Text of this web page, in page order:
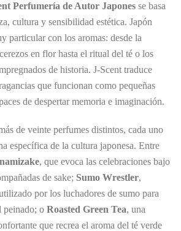
Perfumería de Autor Japones se basa
cultura y sensibilidad estética. Japón
particular con los aromas: desde la
en flor hasta el ritual del té o los
de historia. J-Scent traduce
que funcionan como pequeñas
de despertar memoria e imaginación.
de veinte perfumes distintos, cada uno
específica de la cultura japonesa. Entre
, que evoca las celebraciones bajo
de sake; Sumo Wrestler,
por los luchadores de sumo para
peinado; o Roasted Green Tea, una
que recrea el aroma del té verde